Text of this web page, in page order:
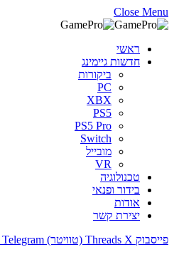
Close Menu
ראשי
חדשות גיימינג
ביקורות
PC
XBX
PS5
PS5 Pro
Switch
מובייל
VR
טכנולוגיה
בידור ופנאי
אודות
יצירת קשר
פייסבוק
Threads X (טוויטר) Telegram